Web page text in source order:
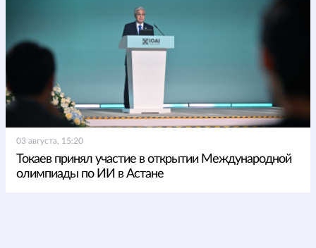
03 августа, 15:20
Токаев принял участие в открытии Международной
олимпиады по ИИ в Астане